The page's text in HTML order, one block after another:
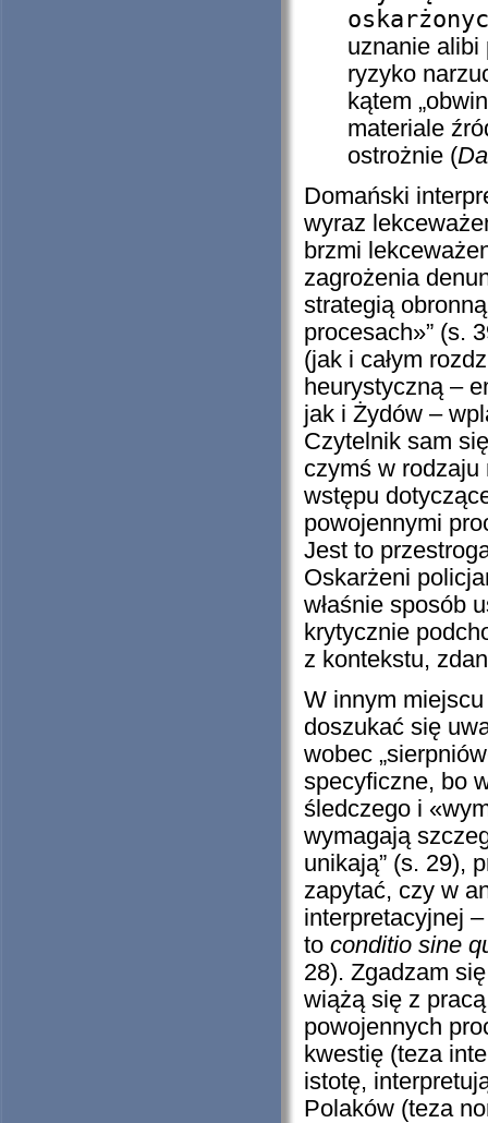
uznanie alibi
ryzyko
kątem
materiale
ostrożnie (
Domański
wyraz
brzmi
zagrożenia
strategią
procesach»” (s.
(jak i całym
heurystyczną –
jak i Żydów –
Czytelnik sam
czymś w
wstępu
powojennymi
Jest to
Oskarżeni
właśnie sposób
krytycznie
z kontekstu,
W innym
doszukać się
wobec
specyficzne, bo
śledczego i
wymagają
unikają” (s. 29),
zapytać, czy w
interpretacyjnej
to conditio sine
28). Zgadzam
wiążą się z
powojennych
kwestię (teza
istotę,
Polaków (teza